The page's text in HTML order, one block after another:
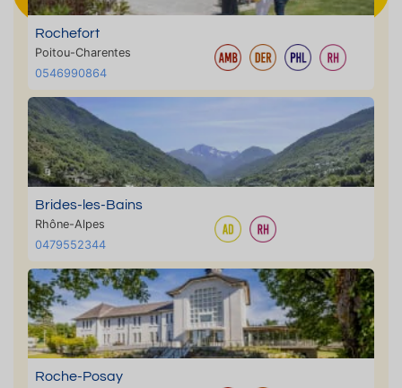
Rochefort
Poitou-Charentes
0546990864
Brides-les-Bains
Rhône-Alpes
0479552344
Roche-Posay